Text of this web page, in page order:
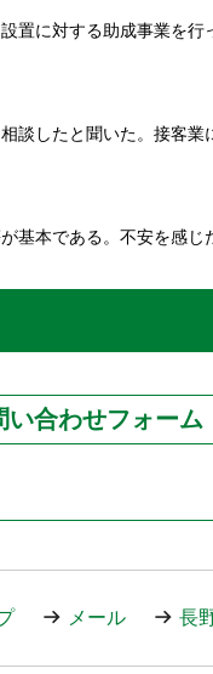
置に対する助成事業を
談したと聞いた。接客
基本である。不安を感
メール 長